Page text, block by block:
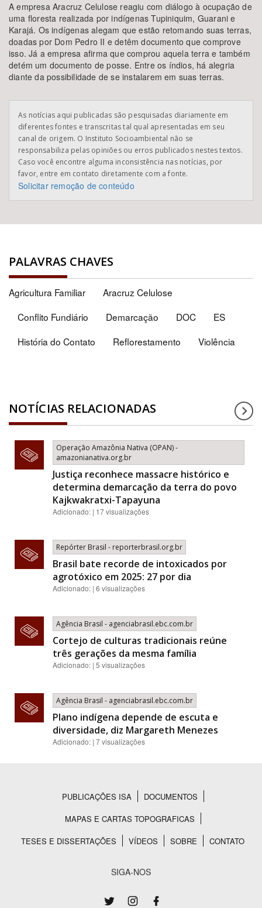
Área Protegida
BUSCAR
A empresa Aracruz Celulose reagiu com diálogo à ocupação de
uma floresta realizada por indígenas Tupiniquim, Guarani e
Karajá. Os indígenas alegam que estão retomando suas terras,
doadas por Dom Pedro II e detêm documento que comprove
isso. Já a empresa afirma que comprou aquela terra e também
detém um documento de posse. Entre os índios, há alegria
diante da possibilidade de se instalarem em suas terras.
As notícias aqui publicadas são pesquisadas diariamente em
diferentes fontes e transcritas tal qual apresentadas em seu
canal de origem. O Instituto Socioambiental não se
responsabiliza pelas opiniões ou erros publicados nestes textos.
Caso você encontre alguma inconsistência nas notícias, por
favor, entre em contato diretamente com a fonte.
Solicitar remoção de conteúdo
PALAVRAS CHAVES
Agricultura Familiar
Aracruz Celulose
Conflito Fundiário
Demarcação DOC
ES
História do Contato
Reflorestamento Violência
NOTÍCIAS RELACIONADAS
Operação Amazônia Nativa (OPAN) -
amazonianativa.org.br
Justiça reconhece massacre histórico e
determina demarcação da terra do povo
Kajkwakratxi-Tapayuna
Adicionado: | 17 visualizações
Repórter Brasil - reporterbrasil.org.br
Brasil bate recorde de intoxicados por
agrotóxico em 2025: 27 por dia
Adicionado: | 6 visualizações
Agência Brasil - agenciabrasil.ebc.com.br
Cortejo de culturas tradicionais reúne
três gerações da mesma família
Adicionado: | 5 visualizações
Agência Brasil - agenciabrasil.ebc.com.br
Plano indígena depende de escuta e
diversidade, diz Margareth Menezes
Adicionado: | 7 visualizações
Rodapé
PUBLICAÇÕES ISA
DOCUMENTOS
MAPAS E CARTAS TOPOGRAFICAS
TESES E DISSERTAÇÕES
VÍDEOS SOBRE CONTATO
SIGA-NOS